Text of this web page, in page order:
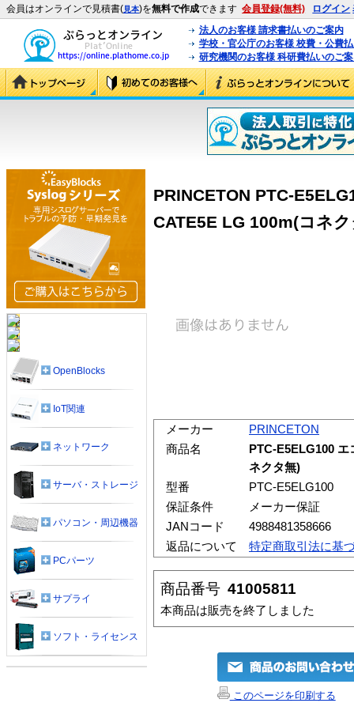
会員はオンラインで見積書(見本)を無料で作成できます 会員登録(無料) ログイン
法人のお客様 請求書払いのご案内
学校・官公庁のお客様 校費・公費
研究機関のお客様 科研費払いのご
PRINCETON PTC-
CATE5E LG 100m(コネ
メーカー
PRINCETON
商品名
PTC-E5ELG100
ネクタ無)
型番
PTC-E5ELG100
保証条件
メーカー保証
JANコード
4988481358666
返品について
特定商取引法に基
商品番号 41005811
本商品は販売を終了しました
このページを印刷する
OpenBlocks
IoT関連
ネットワーク
サーバ・ストレージ
パソコン・周辺機器
PCパーツ
サプライ
ソフト・ライセンス